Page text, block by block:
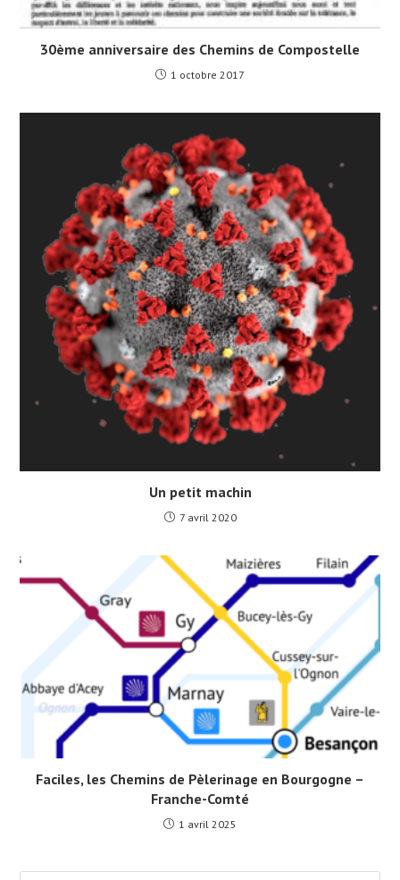
30ème anniversaire des Chemins de Compostelle
1 octobre 2017
Un petit machin
7 avril 2020
Faciles, les Chemins de Pèlerinage en Bourgogne –
Franche-Comté
1 avril 2025